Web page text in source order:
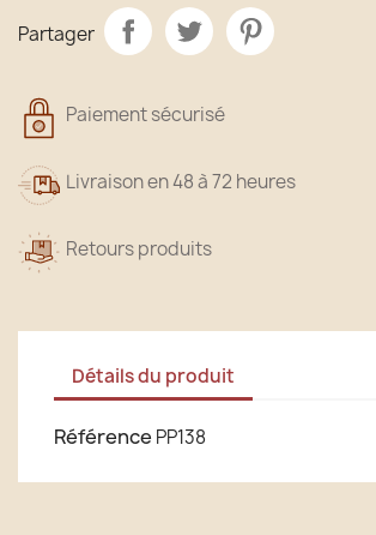
Partager
Paiement sécurisé
Livraison en 48 à 72 heures
Retours produits
Détails du produit
Référence PP138